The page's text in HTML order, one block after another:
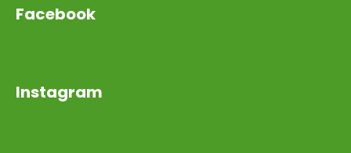
Facebook
Instagram